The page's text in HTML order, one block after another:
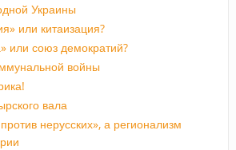
Украины
или китаизация?
или союз демократий?
войны
вала
нерусских», а регионализм